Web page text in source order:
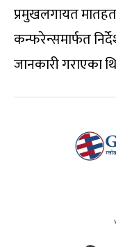
प्रमुखलगायत
कन्फरेन्समार्फत
जानकारी गराएका